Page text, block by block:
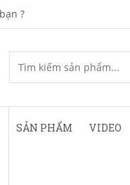
?
SẢN PHẨM VIDEO